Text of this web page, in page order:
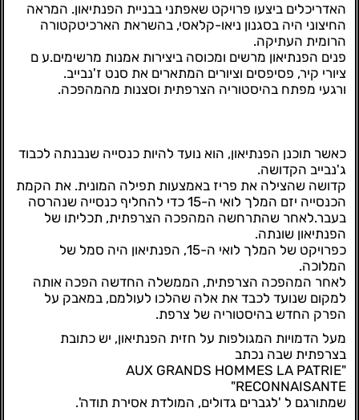
האדריכלים ביצעו פרויקט שאפתני בבניית הפנתיאון. המראה
החיצוני היה בסגנון ניאו-קלאסי, בהשראת הארכיטקטורה
הרומית העתיקה.
פנים הפנתיאון מרשים ומכוסה ביצירות אמנות מרשימים.ע ם
ציורי קיר, פסיפסים וציורים המתארים את סנט ז'נבייב.
ורגעי מפתח בהיסטוריה הצרפתית וסצנות מהמהפכה.
כאשר תוכנן הפנתיאון, הוא נועד להיות כנסייה שנבנתה לכבוד
ג'נבייב הקדושה.
קדושה שהצילה את פריז באמצעות תפילה המונית. את הקמת
הכנסייה יזם המלך לואי ה-15 כדי להחליף כנסייה שנהרסה
בעבר.לאחר שהתרחשה המהפכה הצרפתית, תכליתו של
הפנתיאון שונתה.
כפרויקט של המלך לואי ה-15, הפנתיאון היה סמל של
המלוכה.
לאחר המהפכה הצרפתית, הממשלה החדשה הפכה אותה
למקום שנועד לכבד את אלה שהלכו לעולמם, במאבק על
הפרק החדש בהיסטוריה של צרפת.
מעל הדמויות המגולפות על חזית הפנתיאון, יש כתובת
בצרפתית שבה נכתב
"AUX GRANDS HOMMES LA PATRIE
RECONNAISANTE"
שמתורגם ל 'לגברים גדולים, המולדת אסירת תודה'.